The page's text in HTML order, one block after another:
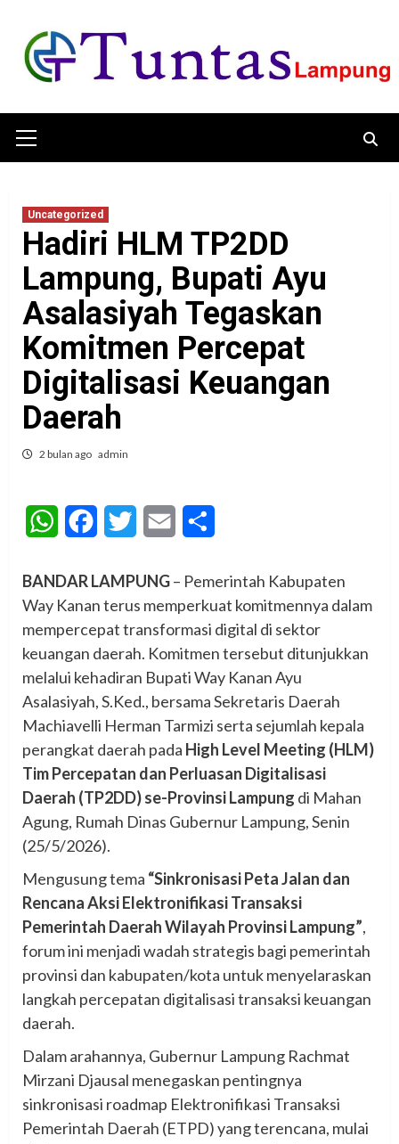
content
Menu
Uncategorized
Hadiri HLM TP2DD
Lampung, Bupati Ayu
Asalasiyah Tegaskan
Komitmen Percepat
Digitalisasi Keuangan
Daerah
2 bulan ago admin
WhatsAppFacebookTwitter Email
BANDAR LAMPUNG– Pemerintah Kabupaten
Way Kanan terus memperkuat komitmennya dalam
mempercepat transformasi digital di sektor
keuangan daerah. Komitmen tersebut ditunjukkan
melalui kehadiran Bupati Way Kanan Ayu
Asalasiyah, S.Ked., bersama Sekretaris Daerah
Machiavelli Herman Tarmizi serta sejumlah kepala
perangkat daerah pada High Level Meeting (HLM)
Tim Percepatan dan Perluasan Digitalisasi
Daerah (TP2DD) se-Provinsi Lampung di Mahan
Agung, Rumah Dinas Gubernur Lampung, Senin
(25/5/2026).
Mengusung tema “Sinkronisasi Peta Jalan dan
Rencana Aksi Elektronifikasi Transaksi
Pemerintah Daerah Wilayah Provinsi Lampung”,
forum ini menjadi wadah strategis bagi pemerintah
provinsi dan kabupaten/kota untuk menyelaraskan
langkah percepatan digitalisasi transaksi keuangan
daerah.
Dalam arahannya, Gubernur Lampung Rachmat
Mirzani Djausal menegaskan pentingnya
sinkronisasi roadmap Elektronifikasi Transaksi
Pemerintah Daerah (ETPD) yang terencana, mulai